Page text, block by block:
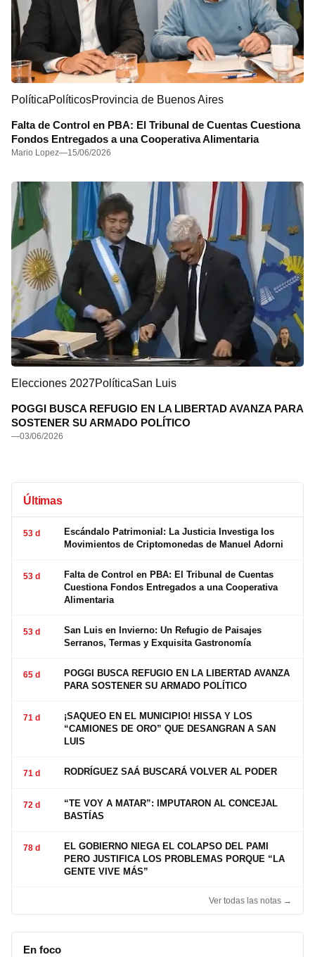
PolíticaPolíticosProvincia de Buenos Aires
Falta de Control en PBA: El Tribunal de Cuentas Cuestiona
Fondos Entregados a una Cooperativa Alimentaria
Mario Lopez—15/06/2026
Elecciones 2027PolíticaSan Luis
POGGI BUSCA REFUGIO EN LA LIBERTAD AVANZA PARA
SOSTENER SU ARMADO POLÍTICO
—03/06/2026
Últimas
53 d
Escándalo Patrimonial: La Justicia Investiga los
Movimientos de Criptomonedas de Manuel Adorni
53 d
Falta de Control en PBA: El Tribunal de Cuentas
Cuestiona Fondos Entregados a una Cooperativa
Alimentaria
53 d
San Luis en Invierno: Un Refugio de Paisajes
Serranos, Termas y Exquisita Gastronomía
65 d
POGGI BUSCA REFUGIO EN LA LIBERTAD AVANZA
PARA SOSTENER SU ARMADO POLÍTICO
71 d
¡SAQUEO EN EL MUNICIPIO! HISSA Y LOS
“CAMIONES DE ORO” QUE DESANGRAN A SAN
LUIS
71 d RODRÍGUEZ SAÁ BUSCARÁ VOLVER AL PODER
72 d
“TE VOY A MATAR”: IMPUTARON AL CONCEJAL
BASTÍAS
78 d
EL GOBIERNO NIEGA EL COLAPSO DEL PAMI
PERO JUSTIFICA LOS PROBLEMAS PORQUE “LA
GENTE VIVE MÁS”
Ver todas las notas →
En foco